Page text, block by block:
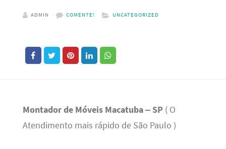
ADMIN COMENTE! UNCATEGORIZED
Montador de Móveis Macatuba – SP ( O
Atendimento mais rápido de São Paulo )